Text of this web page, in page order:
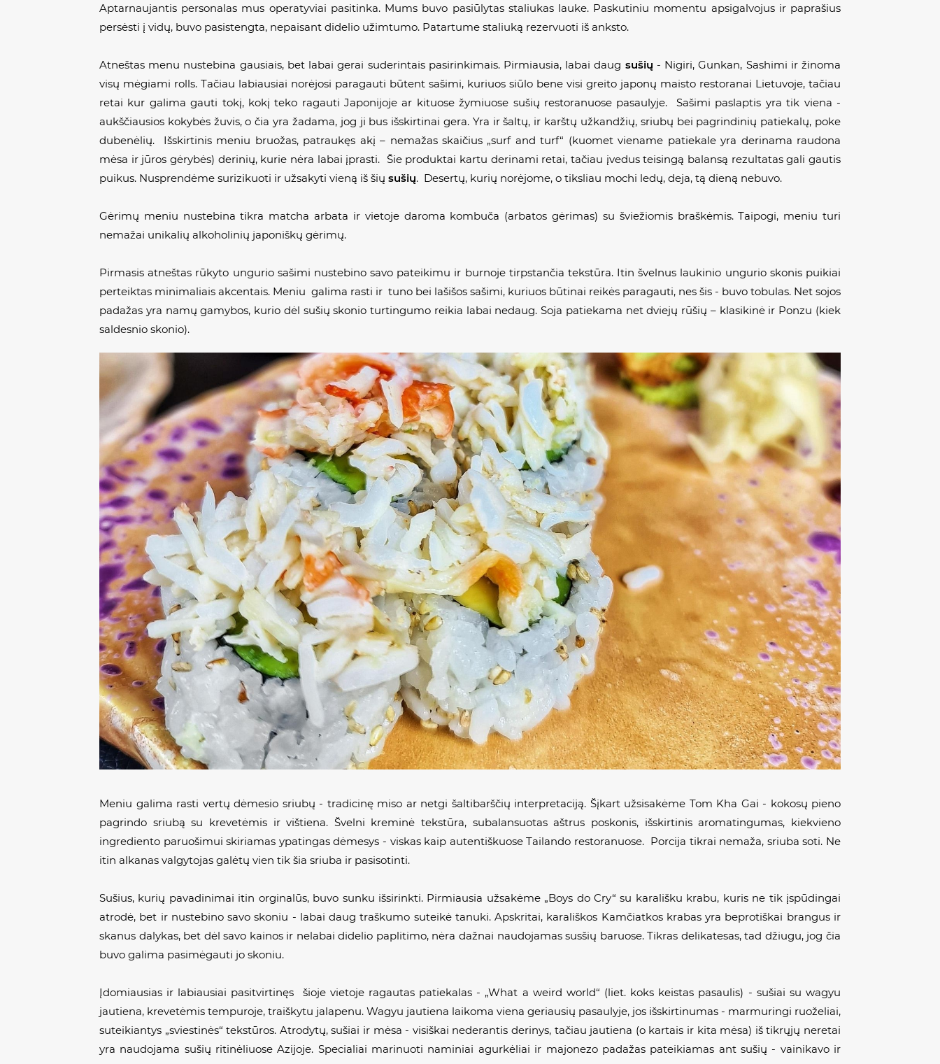
Aptarnaujantis personalas mus operatyviai pasitinka. Mums buvo pasiūlytas staliukas lauke. Paskutiniu momentu apsigalvojus ir paprašius
persėsti į vidų, buvo pasistengta, nepaisant didelio užimtumo. Patartume staliuką rezervuoti iš anksto.
Atneštas menu nustebina gausiais, bet labai gerai suderintais pasirinkimais. Pirmiausia, labai daug sušių - Nigiri, Gunkan, Sashimi ir žinoma
visų mėgiami rolls. Tačiau labiausiai norėjosi paragauti būtent sašimi, kuriuos siūlo bene visi greito japonų maisto restoranai Lietuvoje, tačiau
retai kur galima gauti tokį, kokį teko ragauti Japonijoje ar kituose žymiuose sušių restoranuose pasaulyje. Sašimi paslaptis yra tik viena -
aukščiausios kokybės žuvis, o čia yra žadama, jog ji bus išskirtinai gera. Yra ir šaltų, ir karštų užkandžių, sriubų bei pagrindinių patiekalų, poke
dubenėlių. Išskirtinis meniu bruožas, patraukęs akį – nemažas skaičius „surf and turf“ (kuomet viename patiekale yra derinama raudona
mėsa ir jūros gėrybės) derinių, kurie nėra labai įprasti. Šie produktai kartu derinami retai, tačiau įvedus teisingą balansą rezultatas gali gautis
puikus. Nusprendėme surizikuoti ir užsakyti vieną iš šių sušių. Desertų, kurių norėjome, o tiksliau mochi ledų, deja, tą dieną nebuvo.
Gėrimų meniu nustebina tikra matcha arbata ir vietoje daroma kombuča (arbatos gėrimas) su šviežiomis braškėmis. Taipogi, meniu turi
nemažai unikalių alkoholinių japoniškų gėrimų.
Pirmasis atneštas rūkyto ungurio sašimi nustebino savo pateikimu ir burnoje tirpstančia tekstūra. Itin švelnus laukinio ungurio skonis puikiai
perteiktas minimaliais akcentais. Meniu galima rasti ir tuno bei lašišos sašimi, kuriuos būtinai reikės paragauti, nes šis - buvo tobulas. Net sojos
padažas yra namų gamybos, kurio dėl sušių skonio turtingumo reikia labai nedaug. Soja patiekama net dviejų rūšių – klasikinė ir Ponzu (kiek
saldesnio skonio).
Meniu galima rasti vertų dėmesio sriubų - tradicinę miso ar netgi šaltibarščių interpretaciją. Šįkart užsisakėme Tom Kha Gai - kokosų pieno
pagrindo sriubą su krevetėmis ir vištiena. Švelni kreminė tekstūra, subalansuotas aštrus poskonis, išskirtinis aromatingumas, kiekvieno
ingrediento paruošimui skiriamas ypatingas dėmesys - viskas kaip autentiškuose Tailando restoranuose. Porcija tikrai nemaža, sriuba soti. Ne
itin alkanas valgytojas galėtų vien tik šia sriuba ir pasisotinti.
Sušius, kurių pavadinimai itin orginalūs, buvo sunku išsirinkti. Pirmiausia užsakėme „Boys do Cry“ su karališku krabu, kuris ne tik įspūdingai
atrodė, bet ir nustebino savo skoniu - labai daug traškumo suteikė tanuki.Apskritai, karališkos Kamčiatkos krabas yra beprotiškai brangus ir
skanus dalykas, bet dėl savo kainos ir nelabai didelio paplitimo, nėra dažnai naudojamas susšių baruose. Tikras delikatesas, tad džiugu, jog čia
buvo galima pasimėgauti jo skoniu.
Įdomiausias ir labiausiai pasitvirtinęs šioje vietoje ragautas patiekalas - „What a weird world“ (liet. koks keistas pasaulis) - sušiai su wagyu
jautiena, krevetėmis tempuroje, traiškytu jalapenu. Wagyu jautiena laikoma viena geriausių pasaulyje, jos išskirtinumas - marmuringi ruoželiai,
suteikiantys „sviestinės“ tekstūros. Atrodytų, sušiai ir mėsa - visiškai nederantis derinys, tačiau jautiena (o kartais ir kita mėsa) iš tikrųjų neretai
yra naudojama sušių ritinėliuose Azijoje. Specialiai marinuoti naminiai agurkėliai ir majonezo padažas pateikiamas ant sušių - vainikavo ir